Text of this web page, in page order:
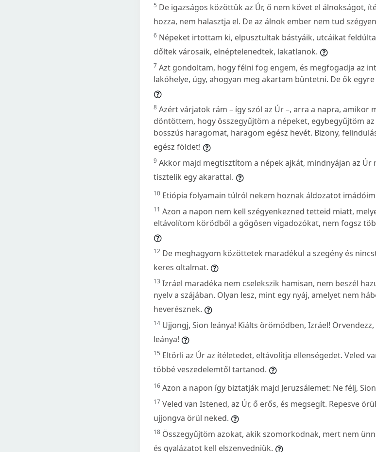
5 De igazságos közöttük az Úr, ő nem követ el álnokságot,
hozza, nem halasztja el. De az álnok ember nem tud
6 Népeket irtottam ki, elpusztultak bástyáik, utcáikat
dőltek városaik, elnéptelenedtek, lakatlanok.
7 Azt gondoltam, hogy félni fog engem, és megfogadja az
lakóhelye, úgy, ahogyan meg akartam büntetni. De ők
8 Azért várjatok rám – így szól az Úr –, arra a napra, amikor
döntöttem, hogy összegyűjtöm a népeket, egybegyűjtöm
bosszús haragomat, haragom egész hevét. Bizony,
egész földet!
9 Akkor majd megtisztítom a népek ajkát, mindnyájan az Úr
tisztelik egy akarattal.
10 Etiópia folyamain túlról nekem hoznak áldozatot
11 Azon a napon nem kell szégyenkezned tetteid miatt,
eltávolítom körödből a gőgösen vigadozókat, nem fogsz
12 De meghagyom közöttetek maradékul a szegény és
keres oltalmat.
13 Izráel maradéka nem cselekszik hamisan, nem beszél
nyelv a szájában. Olyan lesz, mint egy nyáj, amelyet nem
heverésznek.
14 Ujjongj, Sion leánya! Kiálts örömödben, Izráel!
leánya!
15 Eltörli az Úr az ítéletedet, eltávolítja ellenségedet. Veled
többé veszedelemtől tartanod.
16 Azon a napon így biztatják majd Jeruzsálemet: Ne félj,
17 Veled van Istened, az Úr, ő erős, és megsegít. Repesve
ujjongva örül neked.
18 Összegyűjtöm azokat, akik szomorkodnak, mert nem
és gyalázatot kell elszenvedniük.